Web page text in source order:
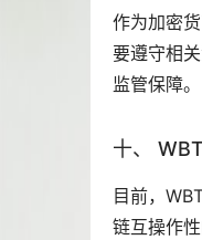
作为加密
要遵守相
监管保障。
十、
目前，
链互操作